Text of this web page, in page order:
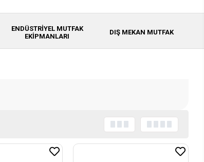
ENDÜSTRİYEL MUTFAK
EKİPMANLARI
DIŞ MEKAN MUTFAK